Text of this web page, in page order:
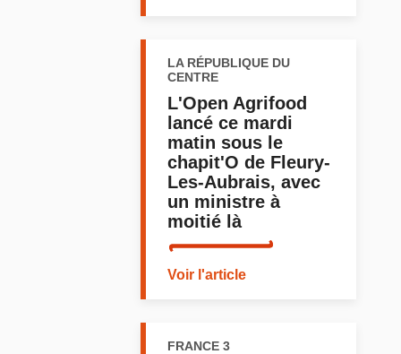
LA RÉPUBLIQUE DU
CENTRE
L'Open Agrifood
lancé ce mardi
matin sous le
chapit'O de Fleury-
Les-Aubrais, avec
un ministre à
moitié là
Voir l'article
FRANCE 3